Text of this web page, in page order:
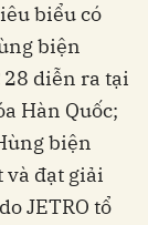
biểu có
biện
diễn ra tại
Hàn Quốc;
biện
và đạt giải
JETRO tổ